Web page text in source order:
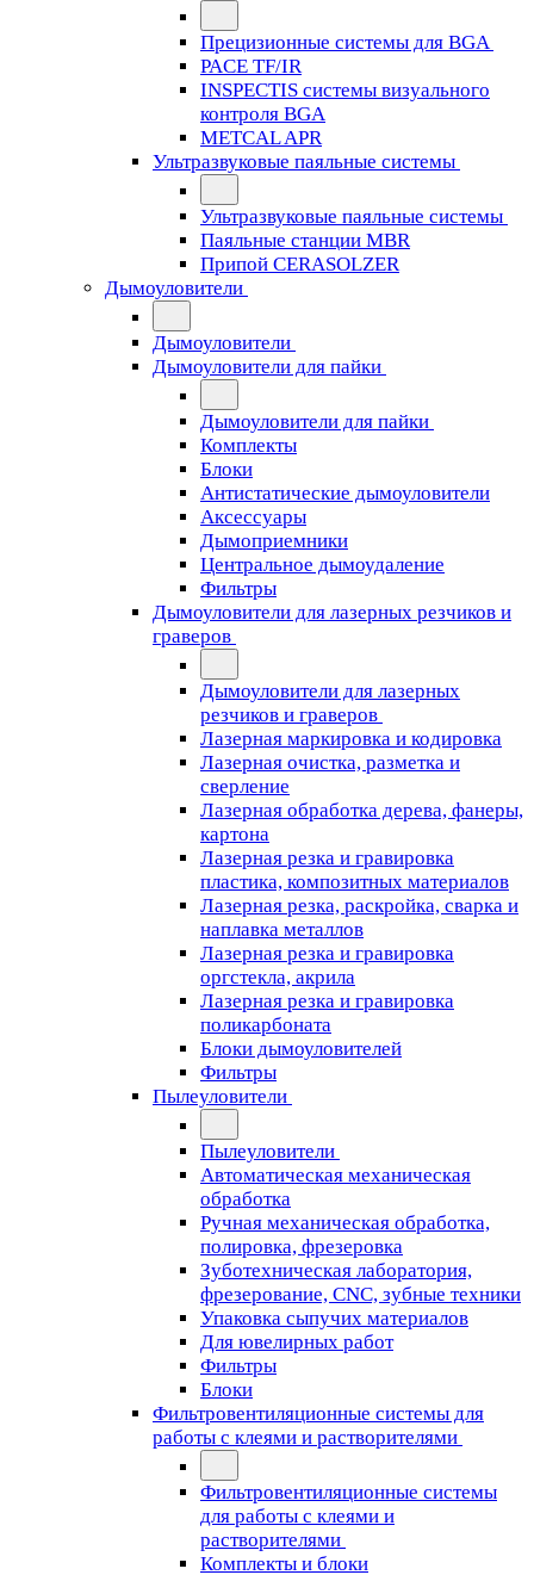
Прецизионные системы для BGA
PACE TF/IR
INSPECTIS системы визуального
контроля BGA
METCAL APR
Ультразвуковые паяльные системы
Ультразвуковые паяльные системы
Паяльные станции MBR
Припой CERASOLZER
Дымоуловители
Дымоуловители
Дымоуловители для пайки
Дымоуловители для пайки
Комплекты
Блоки
Антистатические дымоуловители
Аксессуары
Дымоприемники
Центральное дымоудаление
Фильтры
Дымоуловители для лазерных резчиков и
граверов
Дымоуловители для лазерных
резчиков и граверов
Лазерная маркировка и кодировка
Лазерная очистка, разметка и
сверление
Лазерная обработка дерева, фанеры,
картона
Лазерная резка и гравировка
пластика, композитных материалов
Лазерная резка, раскройка, сварка и
наплавка металлов
Лазерная резка и гравировка
оргстекла, акрила
Лазерная резка и гравировка
поликарбоната
Блоки дымоуловителей
Фильтры
Пылеуловители
Пылеуловители
Автоматическая механическая
обработка
Ручная механическая обработка,
полировка, фрезеровка
Зуботехническая лаборатория,
фрезерование, CNC, зубные техники
Упаковка сыпучих материалов
Для ювелирных работ
Фильтры
Блоки
Фильтровентиляционные системы для
работы с клеями и растворителями
Фильтровентиляционные системы
для работы с клеями и
растворителями
Комплекты и блоки